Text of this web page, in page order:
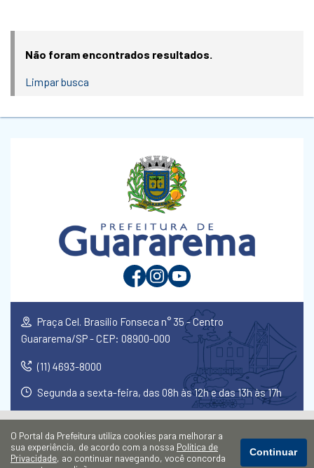
Não foram encontrados resultados.
Limpar busca
Praça Cel. Brasílio Fonseca n° 35 - Centro
Guararema/SP - CEP: 08900-000
(11) 4693-8000
Segunda a sexta-feira, das 08h às 12h e das 13h às 17h
O Portal da Prefeitura utiliza cookies para melhorar a
sua experiência, de acordo com a nossa Política de
Privacidade, ao continuar navegando, você concorda
Continuar